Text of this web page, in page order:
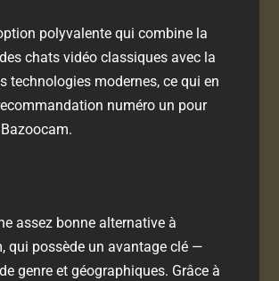
polyvalente qui combine la
chats vidéo classiques avec la
technologies modernes, ce qui en
numéro un pour
assez bonne alternative à
qui possède un avantage clé —
genre et géographiques. Grâce à